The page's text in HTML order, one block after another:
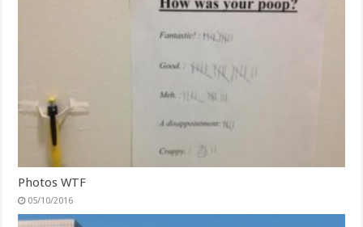
Photos WTF
05/10/2016